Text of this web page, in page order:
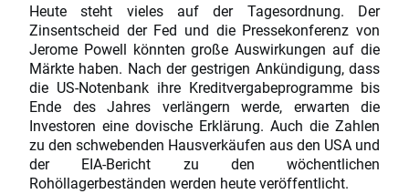
Heute steht vieles auf der Tagesordnung. Der
Zinsentscheid der Fed und die Pressekonferenz von
Jerome Powell könnten große Auswirkungen auf die
Märkte haben. Nach der gestrigen Ankündigung, dass
die US-Notenbank ihre Kreditvergabeprogramme bis
Ende des Jahres verlängern werde, erwarten die
Investoren eine dovische Erklärung. Auch die Zahlen
zu den schwebenden Hausverkäufen aus den USA und
der EIA-Bericht zu den wöchentlichen
Rohöllagerbeständen werden heute veröffentlicht.